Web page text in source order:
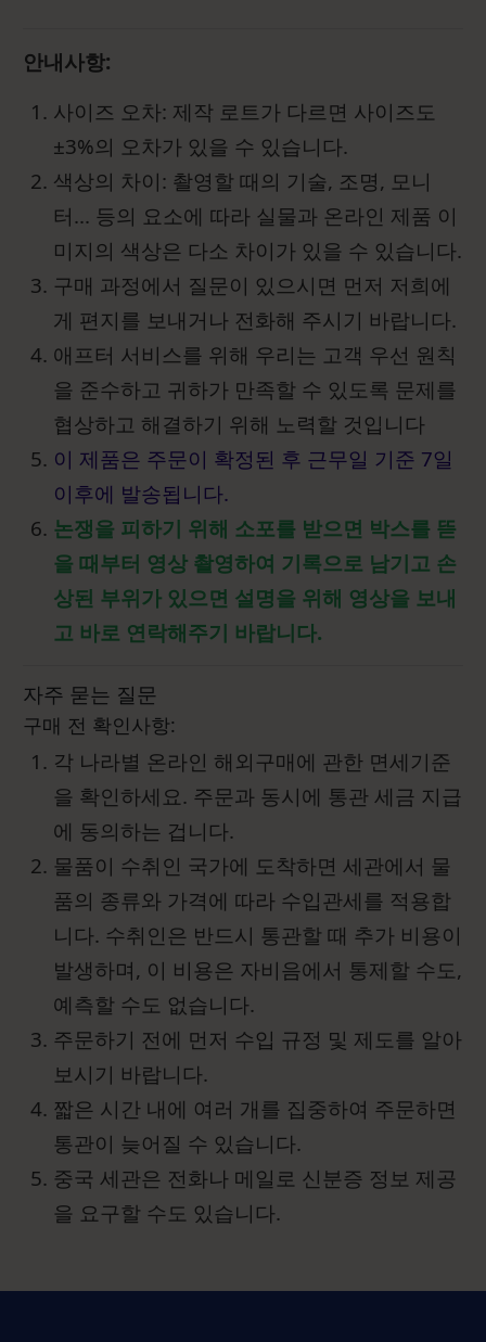
안내사항:
사이즈 오차: 제작 로트가 다르면 사이즈도
±3%의 오차가 있을 수 있습니다.
색상의 차이: 촬영할 때의 기술, 조명, 모니
터... 등의 요소에 따라 실물과 온라인 제품 이
미지의 색상은 다소 차이가 있을 수 있습니다.
구매 과정에서 질문이 있으시면 먼저 저희에
게 편지를 보내거나 전화해 주시기 바랍니다.
애프터 서비스를 위해 우리는 고객 우선 원칙
을 준수하고 귀하가 만족할 수 있도록 문제를
협상하고 해결하기 위해 노력할 것입니다
이 제품은 주문이 확정된 후 근무일 기준 7일
이후에 발송됩니다.
논쟁을 피하기 위해 소포를 받으면 박스를 뜯
을 때부터 영상 촬영하여 기록으로 남기고 손
상된 부위가 있으면 설명을 위해 영상을 보내
고 바로 연락해주기 바랍니다.
자주 묻는 질문
구매 전 확인사항:
각 나라별 온라인 해외구매에 관한 면세기준
을 확인하세요. 주문과 동시에 통관 세금 지급
에 동의하는 겁니다.
물품이 수취인 국가에 도착하면 세관에서 물
품의 종류와 가격에 따라 수입관세를 적용합
니다. 수취인은 반드시 통관할 때 추가 비용이
발생하며, 이 비용은 자비음에서 통제할 수도,
예측할 수도 없습니다.
주문하기 전에 먼저 수입 규정 및 제도를 알아
보시기 바랍니다.
짧은 시간 내에 여러 개를 집중하여 주문하면
통관이 늦어질 수 있습니다.
중국 세관은 전화나 메일로 신분증 정보 제공
을 요구할 수도 있습니다.